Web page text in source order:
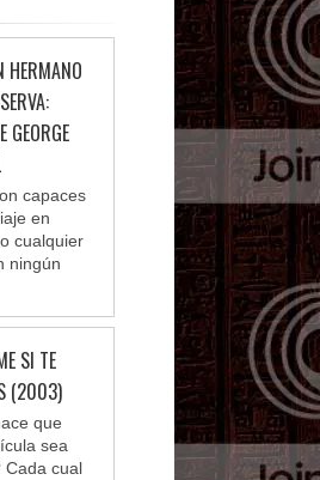
HERMANO
GEORGE
capaces
en
cualquier
ningún
SI TE
(2003)
que
sea
Cada cual